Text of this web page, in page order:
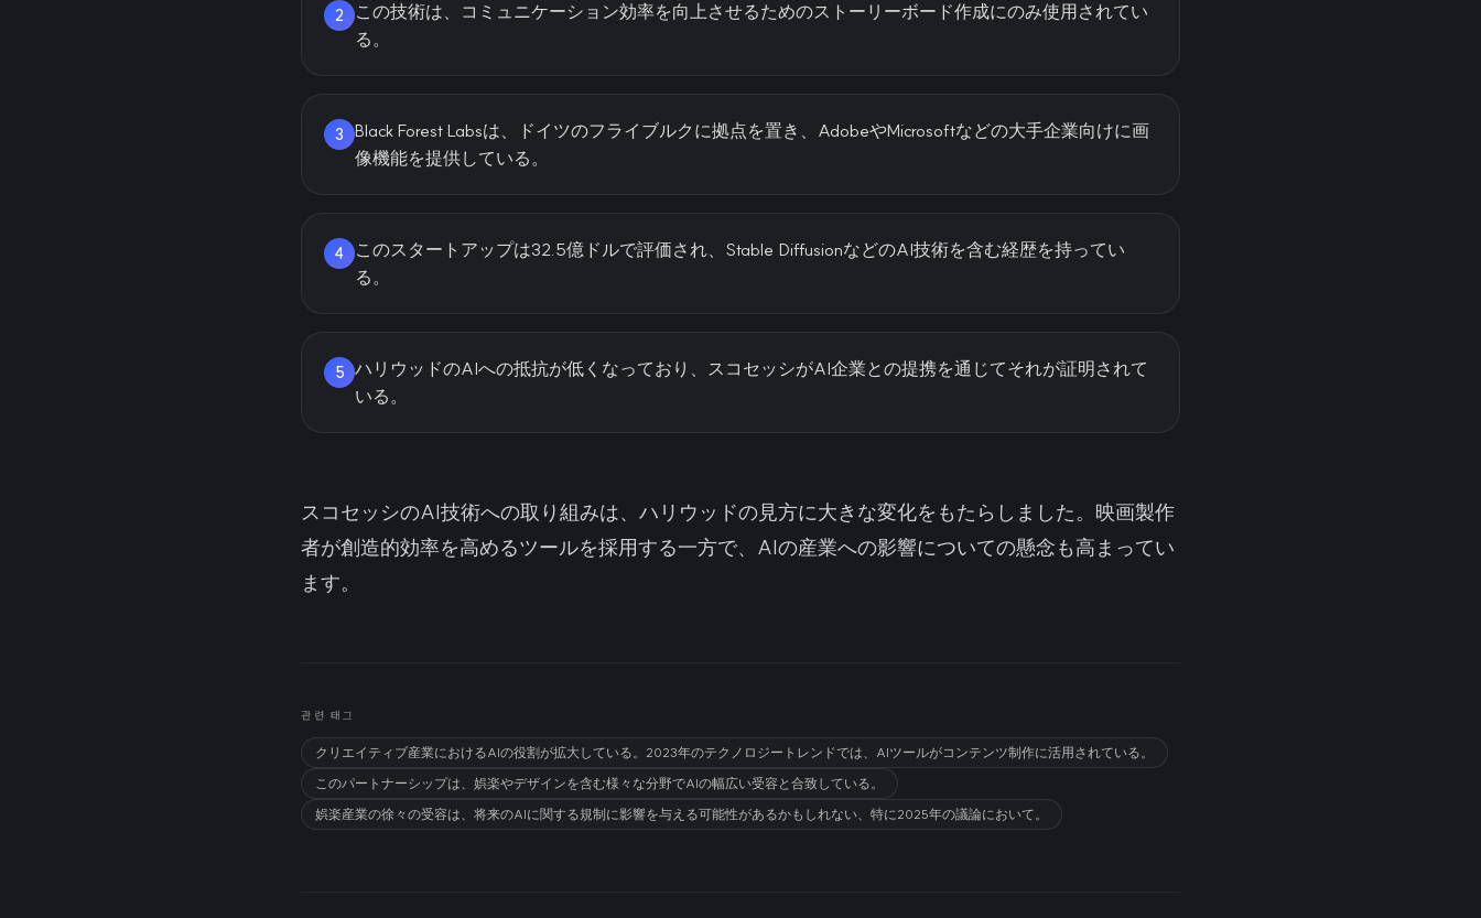
2
この技術は、コミュニケーション効率を向上させるためのストーリーボード作成にのみ使用されてい
る。
3
Black Forest Labsは、ドイツのフライブルクに拠点を置き、AdobeやMicrosoftなどの大手企業向けに画
像機能を提供している。
4
このスタートアップは32.5億ドルで評価され、Stable DiffusionなどのAI技術を含む経歴を持ってい
る。
5 ハリウッドのAIへの抵抗が低くなっており、スコセッシがAI企業との提携を通じてそれが証明されて
いる。
スコセッシのAI技術への取り組みは、ハリウッドの見方に大きな変化をもたらしました。映画製作
者が創造的効率を高めるツールを採用する一方で、AIの産業への影響についての懸念も高まってい
ます。
관련 태그
クリエイティブ産業におけるAIの役割が拡大している。2023年のテクノロジートレンドでは、AIツールがコンテンツ制作に活用されている。
このパートナーシップは、娯楽やデザインを含む様々な分野でAIの幅広い受容と合致している。
娯楽産業の徐々の受容は、将来のAIに関する規制に影響を与える可能性があるかもしれない、特に2025年の議論において。